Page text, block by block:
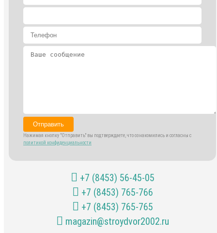
Отправить
Нажимая кнопку "Отправить" вы подтверждаете, что ознакомились и согласны с
политикой конфиденциальности
+7 (8453) 56-45-05
+7 (8453) 765-766
+7 (8453) 765-765
magazin@stroydvor2002.ru